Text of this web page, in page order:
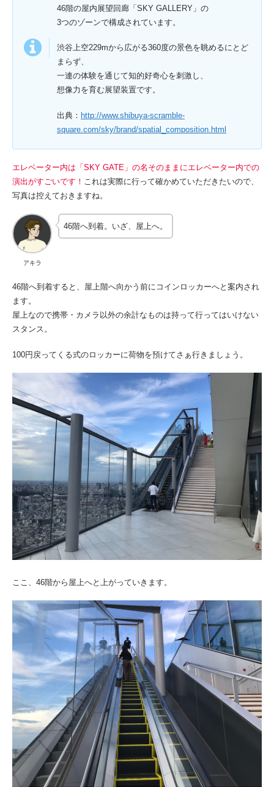
46階の屋内展望回廊「SKY GALLERY」の
3つのゾーンで構成されています。
渋谷上空229mから広がる360度の景色を眺めるにとど
まらず、
一連の体験を通じて知的好奇心を刺激し、
想像力を育む展望装置です。
出典： http://www.shibuya-scramble-
square.com/sky/brand/spatial_composition.html
エレベーター内は「SKY GATE」の名そのままにエレベーター内での
演出がすごいです！ これは実際に行って確かめていただきたいので、
写真は控えておきますね。
アキラ
46階へ到着。いざ、屋上へ。
46階へ到着すると、屋上階へ向かう前にコインロッカーへと案内され
ます。
屋上なので携帯・カメラ以外の余計なものは持って行ってはいけない
スタンス。
100円戻ってくる式のロッカーに荷物を預けてさぁ行きましょう。
ここ、46階から屋上へと上がっていきます。